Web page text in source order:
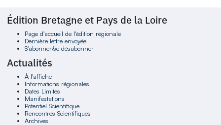
Édition Bretagne et Pays de la Loire
Page d'accueil de l'édition régionale
Dernière lettre envoyée
S'abonner/se désabonner
Actualités
À l'affiche
Informations régionales
Dates Limites
Manifestations
Potentiel Scientifique
Rencontres Scientifiques
Archives